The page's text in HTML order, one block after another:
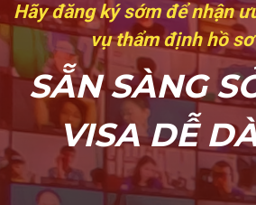
Hãy đăng ký sớm để nhận
vụ thẩm định hồ
SẴN SÀNG
VISA DỄ